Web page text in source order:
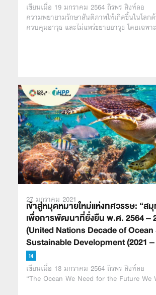
เขียนเมื่อ 19 มกราคม 2564 ถิรพร สิงห์ลอ
ความพยายามรักษาสันติภาพให้เกิดขึ้นในโลก
ควบคุมอาวุธ และไม่แพร่ขยายอาวุธ โดยเฉพ
27 มกราคม 2021
เข้าสู่หมุดหมายใหม่แห่งทศวรรษ: “ส
เพื่อการพัฒนาที่ยั่งยืน พ.ศ. 2564 –
(United Nations Decade of
Sustainable Development (2021
เขียนเมื่อ 18 มกราคม 2564 ถิรพร สิงห์ลอ
“The Ocean We Need for the Future We